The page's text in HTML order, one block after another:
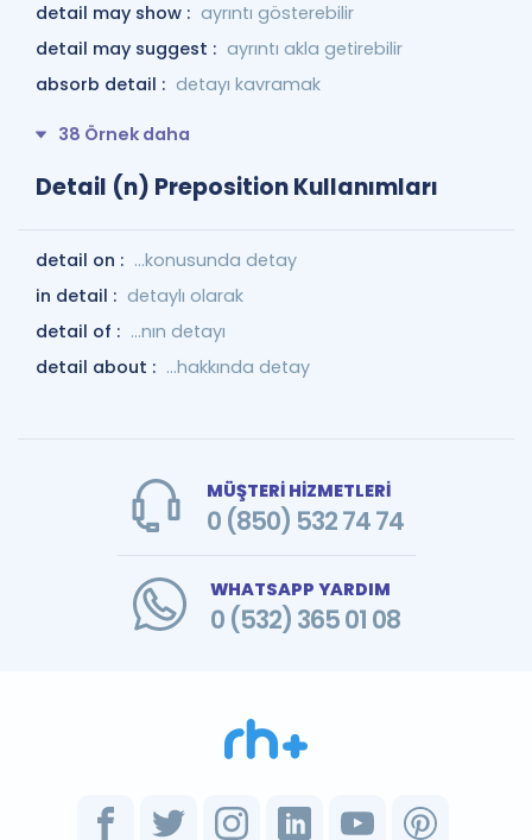
detail may show : ayrıntı gösterebilir
detail may suggest : ayrıntı akla getirebilir
absorb detail : detayı kavramak
38 Örnek daha
Detail (n) Preposition Kullanımları
detail on : …konusunda detay
in detail : detaylı olarak
detail of : ...nın detayı
detail about : …hakkında detay
MÜŞTERİ HİZMETLERİ
0 (850) 532 74 74
WHATSAPP YARDIM
0 (532) 365 01 08